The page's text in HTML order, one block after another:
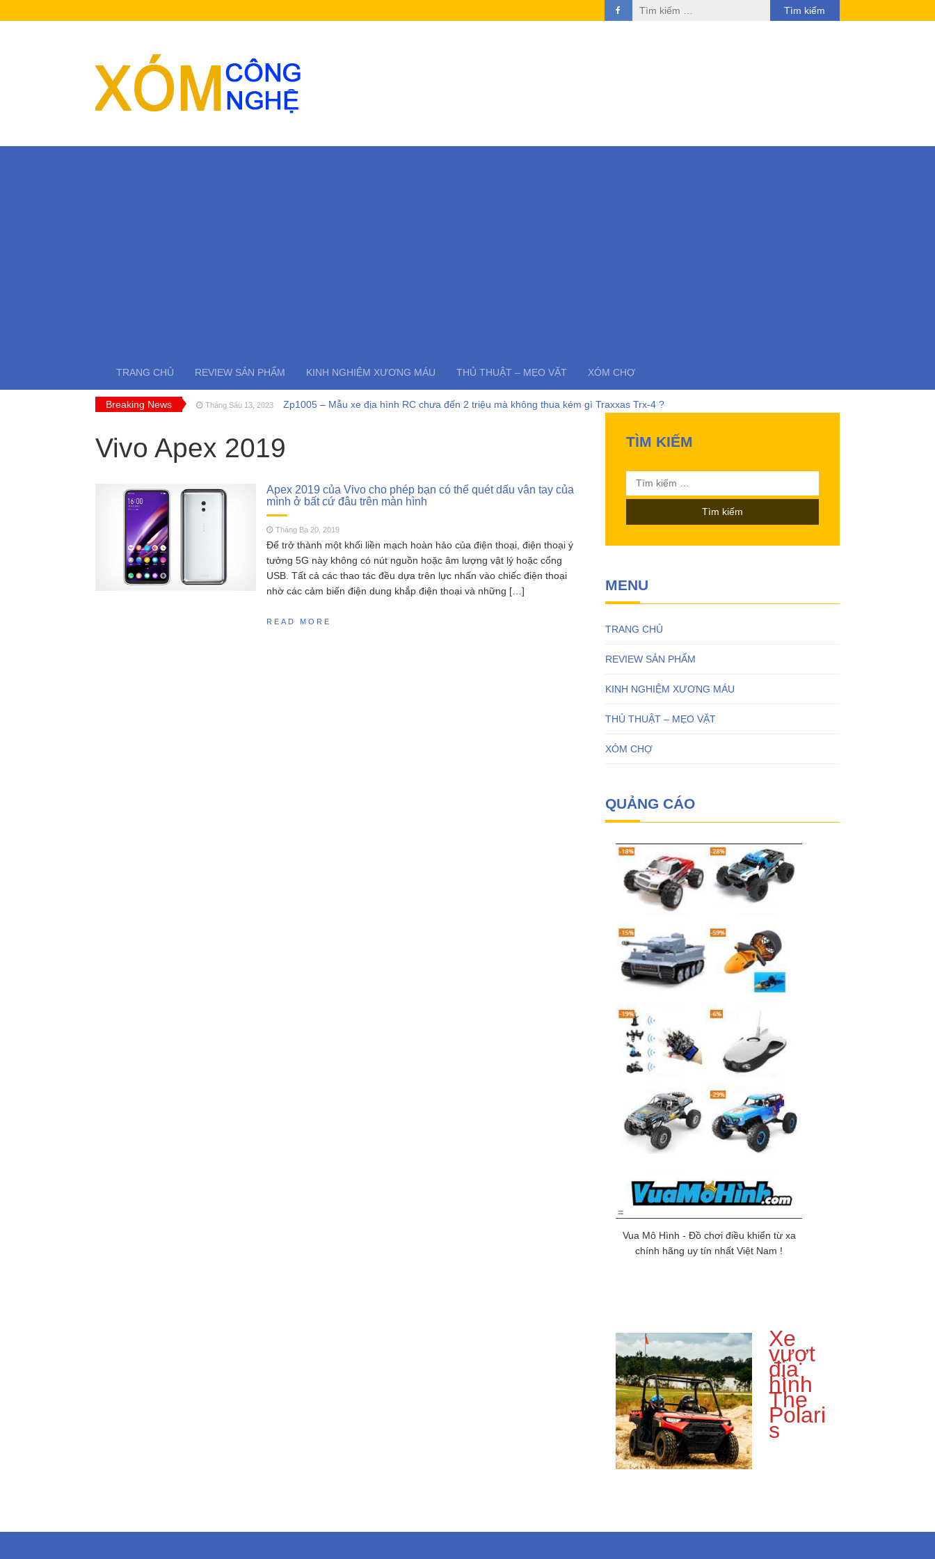
Tìm
kiếm
TRANG CHỦ REVIEW SẢN PHẨM KINH NGHIỆM XƯƠNG MÁU THỦ THUẬT – MẸO VẶT XÓM CHỢ
Breaking News Tháng Sáu 13, 2023 Zp1005 – Mẫu xe địa hình RC chưa đến 2 triệu mà không thua kém gì Traxxas Trx-4 ?
Tháng Năm 18, 2023
Tháng Năm 13, 2023
Tháng Sáu 18, 2023 Đồ chơi RC HOBBY – Chia sẻ kinh nghiệm toàn tập cho người mới chơi mô hình điều khiển từ xa!
Vivo Apex 2019
Apex 2019 của Vivo cho phép bạn có thể quét dấu vân tay của
mình ở bất cứ đâu trên màn hình
Tháng Ba 20, 2019
Để trở thành một khối liền mạch hoàn hảo của điện thoại, điện thoại ý
tưởng 5G này không có nút nguồn hoặc âm lượng vật lý hoặc cổng
USB. Tất cả các thao tác đều dựa trên lực nhấn vào chiếc điện thoại
nhờ các cảm biến điện dung khắp điện thoại và những […]
READ MORE
TÌM KIẾM
Tìm
kiếm
MENU
TRANG CHỦ
REVIEW SẢN PHẨM
KINH NGHIỆM XƯƠNG MÁU
THỦ THUẬT – MẸO VẶT
XÓM CHỢ
QUẢNG CÁO
Vua Mô Hình - Đồ chơi điều khiển từ xa
chính hãng uy tín nhất Việt Nam !
Xe
vượt
địa
hình
The
Polari
s